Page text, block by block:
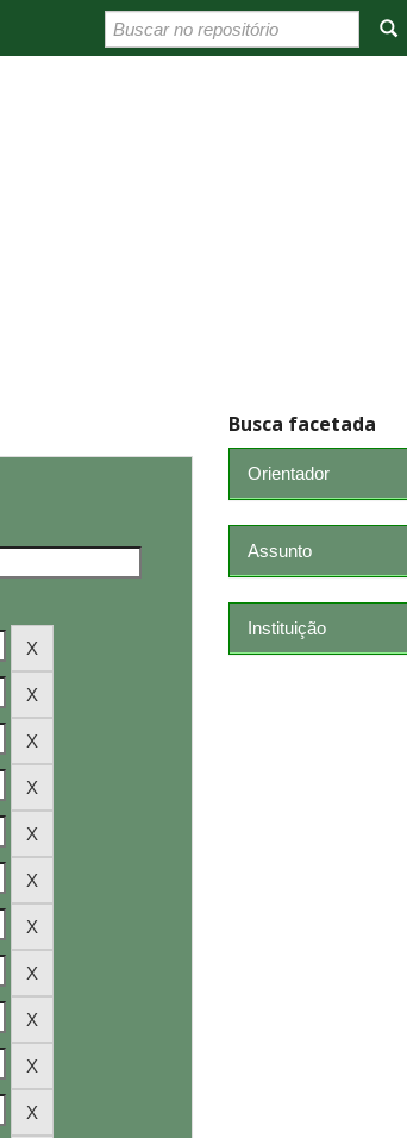
Busca facetada
Orientador
Assunto
Instituição